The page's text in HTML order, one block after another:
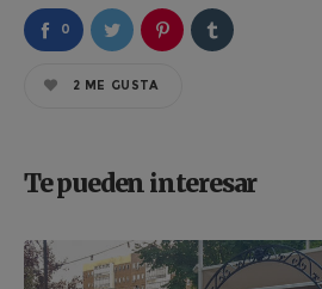
0
2 ME GUSTA
Te pueden interesar